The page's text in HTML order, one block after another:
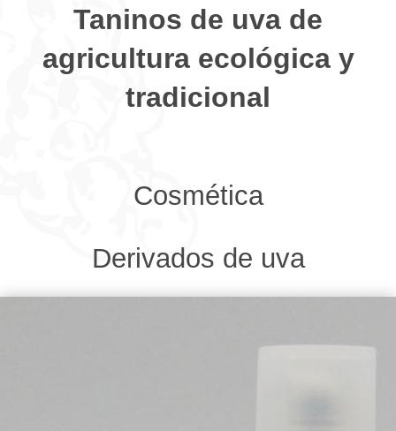
Taninos de uva de
agricultura ecológica y
tradicional
Cosmética
Derivados de uva